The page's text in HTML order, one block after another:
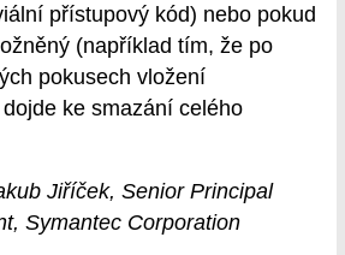
přístupový kód) nebo pokud
(například tím, že po
pokusech vložení
ke smazání celého
Jiříček, Senior Principal
Symantec Corporation